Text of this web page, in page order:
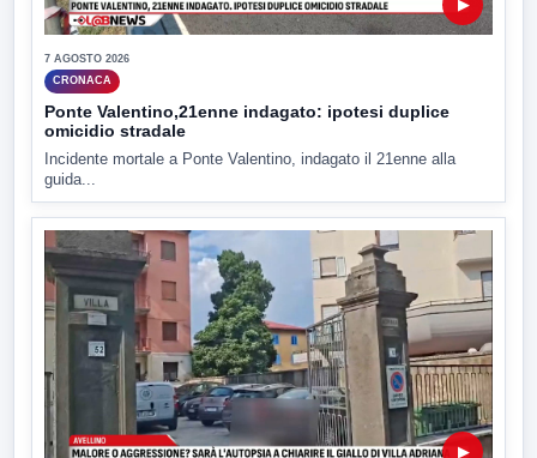
▶
7 AGOSTO 2026
CRONACA
Ponte Valentino,21enne indagato: ipotesi duplice
omicidio stradale
Incidente mortale a Ponte Valentino, indagato il 21enne alla
guida...
▶